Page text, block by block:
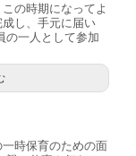
の時期になってよ
し、手元に届い
の一人として参加
時保育のための面